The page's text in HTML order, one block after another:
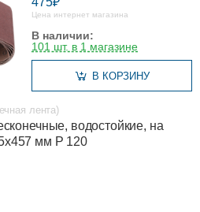
Цена интернет магазина
В наличии:
101 шт. в 1 магазине
В КОРЗИНУ
лента)
водостойкие, на
мм Р 120